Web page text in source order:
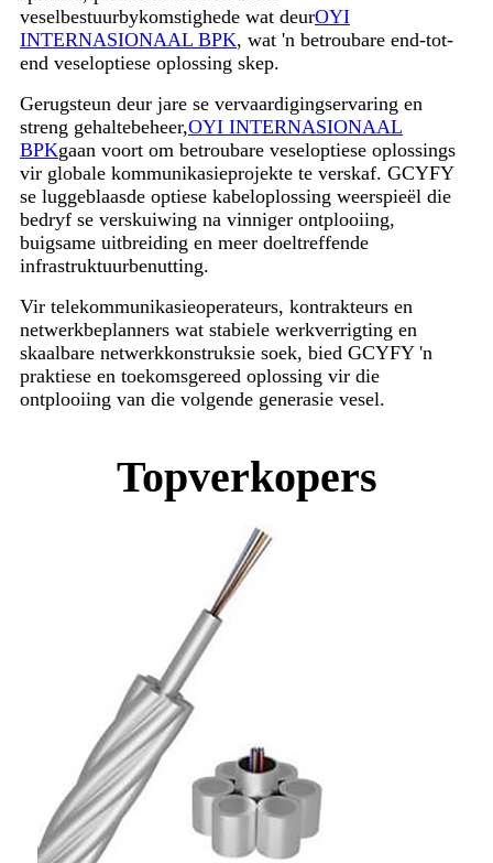
veselbestuurbykomstighede wat deurOYI
INTERNASIONAAL BPK, wat 'n betroubare end-tot-
end veseloptiese oplossing skep.
Gerugsteun deur jare se vervaardigingservaring en
streng gehaltebeheer,OYI INTERNASIONAAL
BPKgaan voort om betroubare veseloptiese oplossings
vir globale kommunikasieprojekte te verskaf. GCYFY
se luggeblaasde optiese kabeloplossing weerspieël die
bedryf se verskuiwing na vinniger ontplooiing,
buigsame uitbreiding en meer doeltreffende
infrastruktuurbenutting.
Vir telekommunikasieoperateurs, kontrakteurs en
netwerkbeplanners wat stabiele werkverrigting en
skaalbare netwerkkonstruksie soek, bied GCYFY 'n
praktiese en toekomsgereed oplossing vir die
ontplooiing van die volgende generasie vesel.
Topverkopers